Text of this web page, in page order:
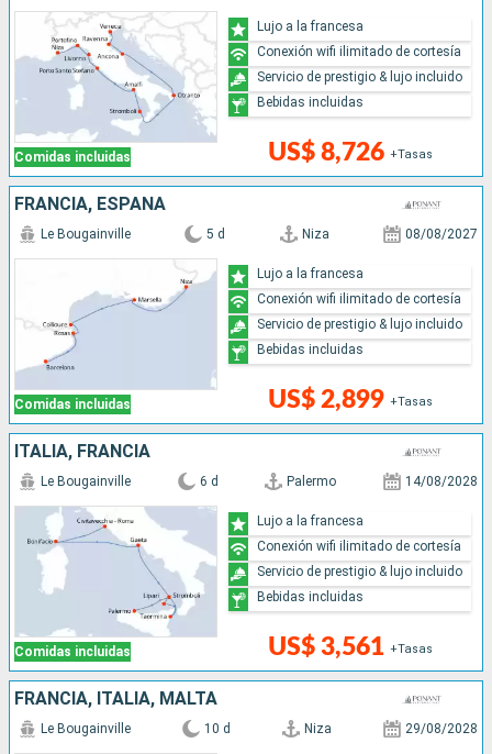
Comidas incluidas US$ 8,726 +Tasas
Lujo a la francesa
Conexión wifi ilimitado de cortesía
Servicio de prestigio & lujo incluido
Bebidas incluidas
FRANCIA, ESPAÑA
Comidas incluidas
Le Bougainville 5 d Niza 08/08/2027
US$ 2,899 +Tasas
Lujo a la francesa
Conexión wifi ilimitado de cortesía
Servicio de prestigio & lujo incluido
Bebidas incluidas
ITALIA, FRANCIA
Comidas incluidas
Le Bougainville 6 d Palermo 14/08/2028
US$ 3,561 +Tasas
Lujo a la francesa
Conexión wifi ilimitado de cortesía
Servicio de prestigio & lujo incluido
Bebidas incluidas
FRANCIA, ITALIA, MALTA
Le Bougainville 10 d Niza 29/08/2028